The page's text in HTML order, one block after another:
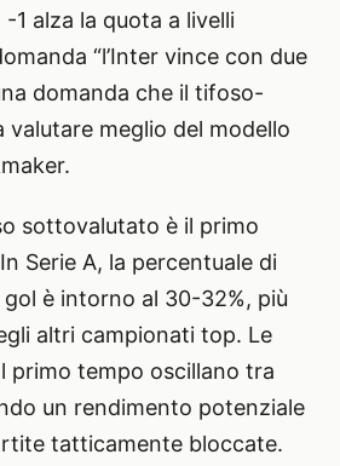
-1 alza la quota a livelli
“l’Inter vince con due
domanda che il tifoso-
valutare meglio del modello
sottovalutato è il primo
Serie A, la percentuale di
è intorno al 30-32%, più
altri campionati top. Le
primo tempo oscillano tra
un rendimento potenziale
tatticamente bloccate.